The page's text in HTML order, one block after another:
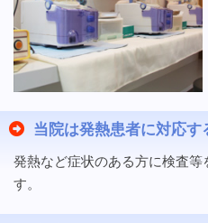
当院は発熱患者に対応す
発熱など症状のある方に検査等
す。